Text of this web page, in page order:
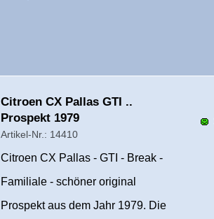
Überschrift
1
Citroen CX Pallas GTI ..
Prospekt 1979
Artikel-Nr.: 14410
Citroen CX Pallas - GTI - Break -
Familiale - schöner original
Prospekt aus dem Jahr 1979. Die